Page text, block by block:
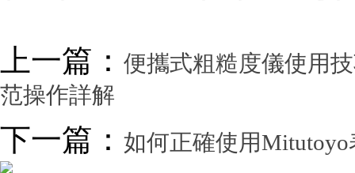
上一篇： 便攜式粗糙度儀使用
范操作詳解
下一篇： 如何正確使用